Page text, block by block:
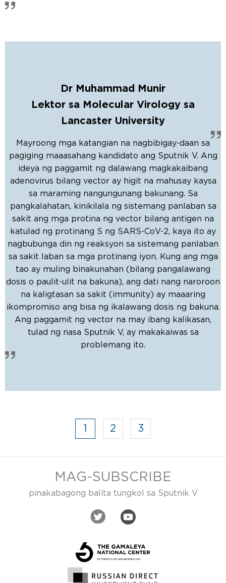
Dr Muhammad Munir
Lektor sa Molecular Virology sa
Lancaster University
Mayroong mga katangian na nagbibigay-daan sa
pagiging maaasahang kandidato ang Sputnik V. Ang
ideya ng paggamit ng dalawang magkakaibang
adenovirus bilang vector ay higit na mahusay kaysa
sa maraming nangungunang bakunang. Sa
pangkalahatan, kinikilala ng sistemang panlaban sa
sakit ang mga protina ng vector bilang antigen na
katulad ng protinang S ng SARS-CoV-2, kaya ito ay
nagbubunga din ng reaksyon sa sistemang panlaban
sa sakit laban sa mga protinang iyon. Kung ang mga
tao ay muling binakunahan (bilang pangalawang
dosis o paulit-ulit na bakuna), ang dati nang naroroon
na kaligtasan sa sakit (immunity) ay maaaring
ikompromiso ang bisa ng ikalawang dosis ng bakuna.
Ang paggamit ng vector na may ibang kalikasan,
tulad ng nasa Sputnik V, ay makakaiwas sa
problemang ito.
1 2 3
MAG-SUBSCRIBE
pinakabagong balita tungkol sa Sputnik V